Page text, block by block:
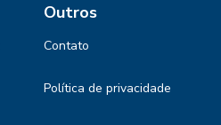
Outros
Contato
Política de privacidade